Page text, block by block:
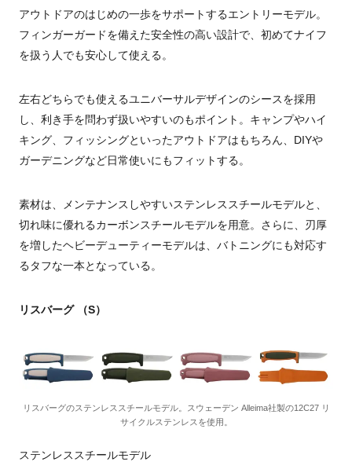
アウトドアのはじめの一歩をサポートするエントリーモデル。
フィンガーガードを備えた安全性の高い設計で、初めてナイフ
を扱う人でも安心して使える。
左右どちらでも使えるユニバーサルデザインのシースを採用
し、利き手を問わず扱いやすいのもポイント。キャンプやハイ
キング、フィッシングといったアウトドアはもちろん、DIYや
ガーデニングなど日常使いにもフィットする。
素材は、メンテナンスしやすいステンレススチールモデルと、
切れ味に優れるカーボンスチールモデルを用意。さらに、刃厚
を増したヘビーデューティーモデルは、バトニングにも対応す
るタフな一本となっている。
リスバーグ （S）
リスバーグのステンレススチールモデル。スウェーデン Alleima社製の12C27 リ
サイクルステンレスを使用。
ステンレススチールモデル